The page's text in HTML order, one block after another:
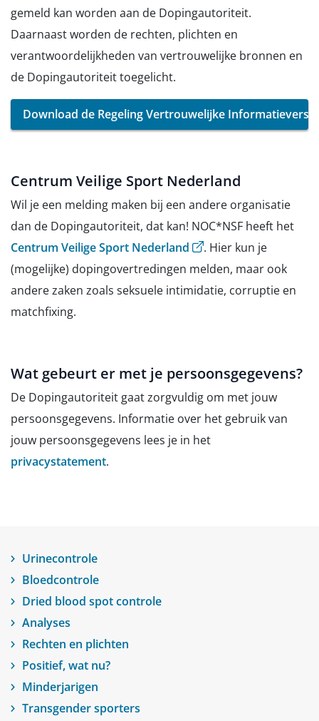
gemeld kan worden aan de Dopingautoriteit.
Daarnaast worden de rechten, plichten en
verantwoordelijkheden van vertrouwelijke bronnen en
de Dopingautoriteit toegelicht.
Download de Regeling Vertrouwelijke
Centrum Veilige Sport Nederland
Wil je een melding maken bij een andere organisatie
dan de Dopingautoriteit, dat kan! NOC*NSF heeft het
Centrum Veilige Sport Nederland (opent externe website)
. Hier kun je
(mogelijke) dopingovertredingen melden, maar ook
andere zaken zoals seksuele intimidatie, corruptie en
matchfixing.
Wat gebeurt er met je persoonsgegevens?
De Dopingautoriteit gaat zorgvuldig om met jouw
persoonsgegevens. Informatie over het gebruik van
jouw persoonsgegevens lees je in het
privacystatement.
Urinecontrole
Bloedcontrole
Dried blood spot controle
Analyses
Rechten en plichten
Positief, wat nu?
Minderjarigen
Transgender sporters